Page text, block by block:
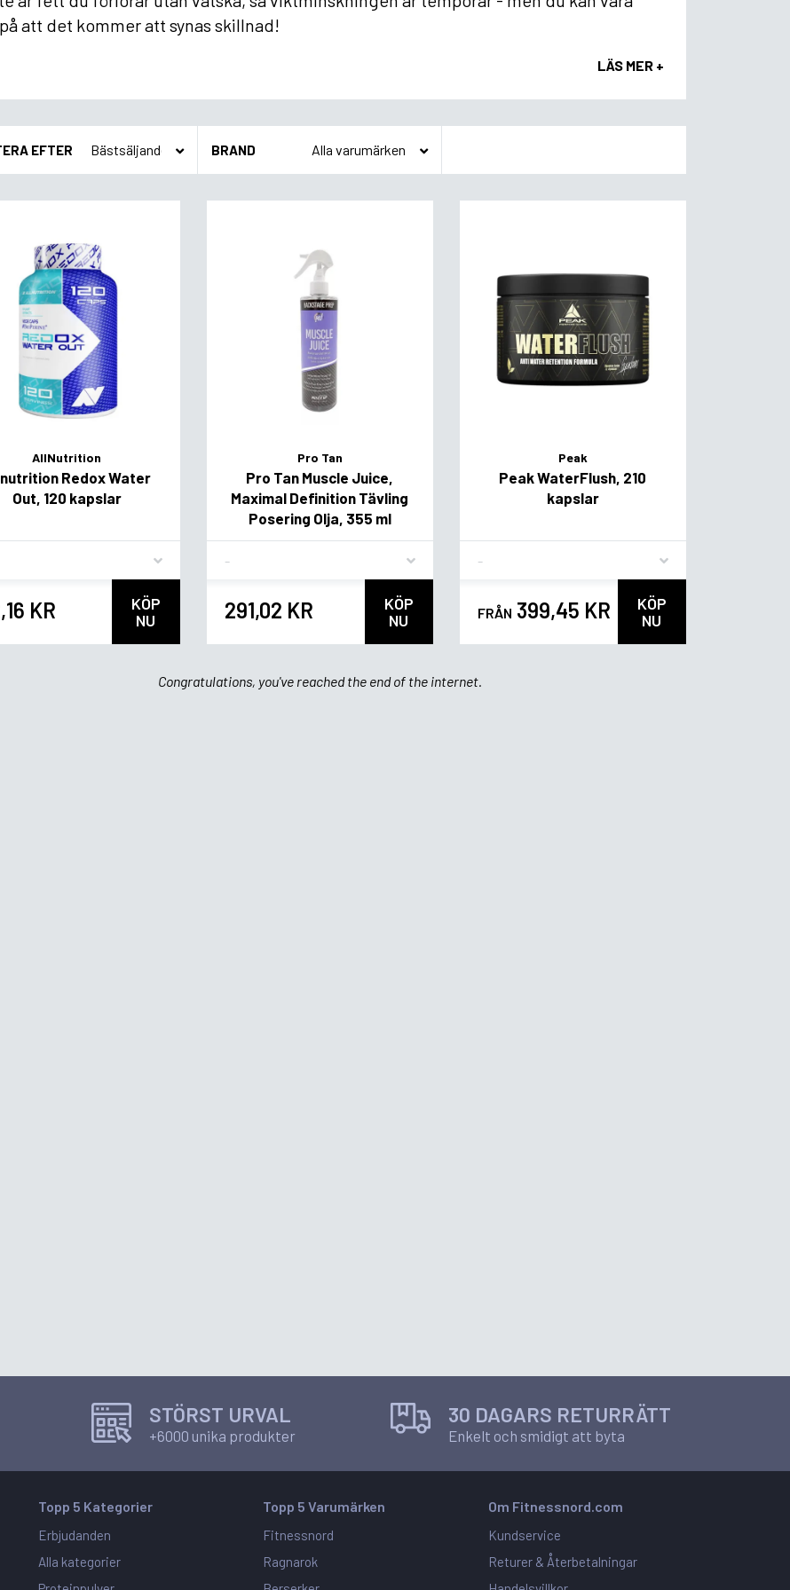
att det kommer att synas skillnad!
LÄS MER +
EFTER BRAND
AllNutrition
Redox Water
Out, 120 kapslar
KR
KÖP
NU
Pro Tan
Pro Tan Muscle Juice,
Maximal Definition Tävling
Posering Olja, 355 ml
291,02 KR
KÖP
NU
Peak
Peak WaterFlush, 210
kapslar
FRÅN 399,45 KR
KÖP
NU
Congratulations, you've reached the end of the internet.
STÖRST URVAL
+6000 unika produkter
30 DAGARS RETURRÄTT
Enkelt och smidigt att byta
Topp 5 Kategorier
Erbjudanden
Alla kategorier
Topp 5 Varumärken
Fitnessnord
Ragnarok
Om Fitnessnord.com
Kundservice
Returer & Återbetalningar